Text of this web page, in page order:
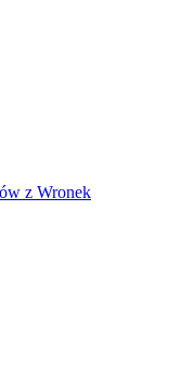
z Wronek